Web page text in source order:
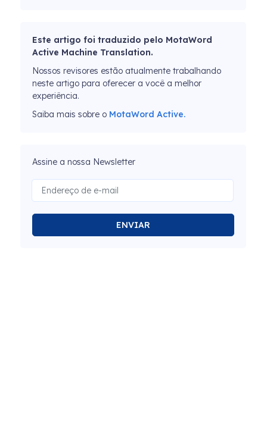
Este artigo foi traduzido pelo MotaWord
Active Machine Translation.
Nossos revisores estão atualmente trabalhando
neste artigo para oferecer a você a melhor
experiência.
Saiba mais sobre o MotaWord Active.
Assine a nossa Newsletter
ENVIAR